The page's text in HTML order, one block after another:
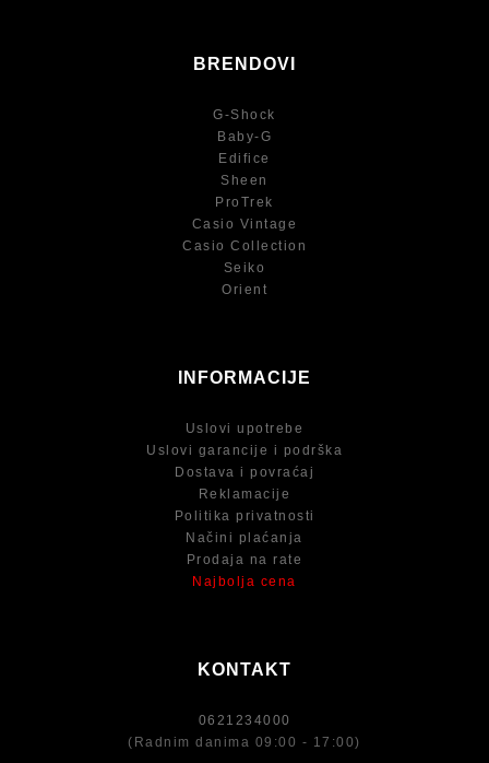
BRENDOVI
G-Shock
Baby-G
Edifice
Sheen
ProTrek
Casio Vintage
Casio Collection
Seiko
Orient
INFORMACIJE
Uslovi upotrebe
Uslovi garancije i podrška
Dostava i povraćaj
Reklamacije
Politika privatnosti
Načini plaćanja
Prodaja na rate
Najbolja cena
KONTAKT
0621234000
(Radnim danima 09:00 - 17:00)